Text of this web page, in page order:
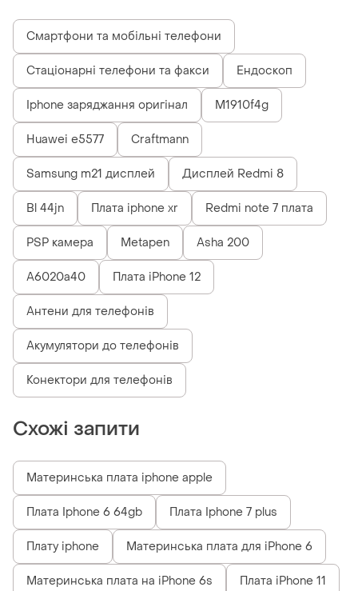
Смартфони та мобільні телефони
Стаціонарні телефони та факси Ендоскоп
Iphone заряджання оригінал M1910f4g
Huawei e5577 Craftmann
Samsung m21 дисплей Дисплей Redmi 8
Bl 44jn Плата iphone xr Redmi note 7 плата
PSP камера Metapen Asha 200
A6020a40 Плата iPhone 12
Антени для телефонів
Акумулятори до телефонів
Конектори для телефонів
Схожі запити
Материнська плата iphone apple
Плата Iphone 6 64gb Плата Iphone 7 plus
Плату iphone Материнська плата для iPhone 6
Материнська плата на iPhone 6s Плата iPhone 11